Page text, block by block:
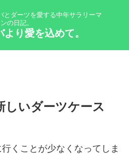
ダーツを愛する中年サラリーマ
ンの日記。
り愛を込めて。
いダーツケース
くことが少なくなってしま